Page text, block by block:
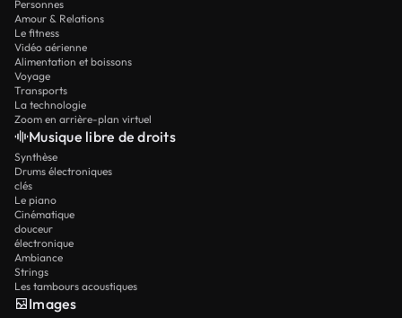
Personnes
Amour & Relations
Le fitness
Vidéo aérienne
Alimentation et boissons
Voyage
Transports
La technologie
Zoom en arrière-plan virtuel
Musique libre de droits
Synthèse
Drums électroniques
clés
Le piano
Cinématique
douceur
électronique
Ambiance
Strings
Les tambours acoustiques
Images